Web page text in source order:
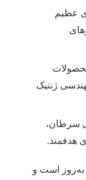
عظیم
ژنتیک
سرطان،
هدفمند.
به‌روز است و